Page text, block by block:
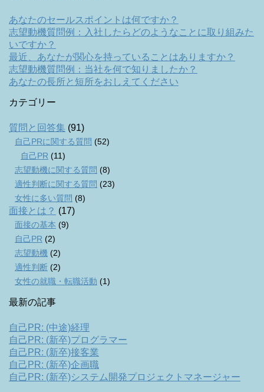
あなたのセールスポイントは何ですか？
志望動機質問例：入社したらどのようなことに取り組みた
いですか？
最近、あなたが関心を持っていることはありますか？
志望動機質問例：当社を何で知りましたか？
あなたの長所と短所をおしえてください
カテゴリー
質問と回答集 (91)
自己PRに関する質問 (52)
自己PR (11)
志望動機に関する質問 (8)
適性判断に関する質問 (23)
女性に多い質問 (8)
面接とは？ (17)
面接の基本 (9)
自己PR (2)
志望動機 (2)
適性判断 (2)
女性の就職・転職活動 (1)
最新の記事
自己PR: (中途)経理
自己PR: (新卒)プログラマー
自己PR: (新卒)接客業
自己PR: (新卒)企画職
自己PR: (新卒)システム開発プロジェクトマネージャー